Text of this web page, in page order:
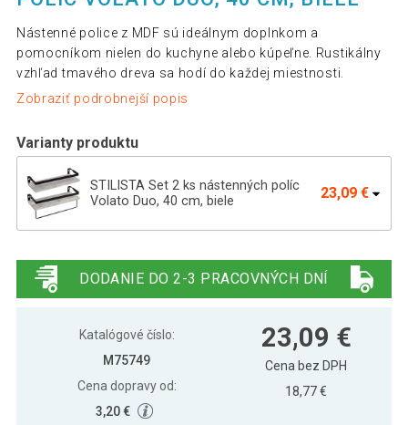
Nástenné police z MDF sú ideálnym doplnkom a
pomocníkom nielen do kuchyne alebo kúpeľne. Rustikálny
vzhľad tmavého dreva sa hodí do každej miestnosti.
Zobraziť podrobnejší popis
Varianty produktu
STILISTA Set 2 ks nástenných políc
Volato Duo, 40 cm, biele
23,09 €
Volato Duo, 40 cm, čierne
Volato Duo, 40 cm, hnedé
23,09 €
DODANIE DO 2-3 PRACOVNÝCH DNÍ
Katalógové číslo:
M75749
Cena dopravy od:
3,20 €
23,09 €
Cena bez DPH
18,77 €